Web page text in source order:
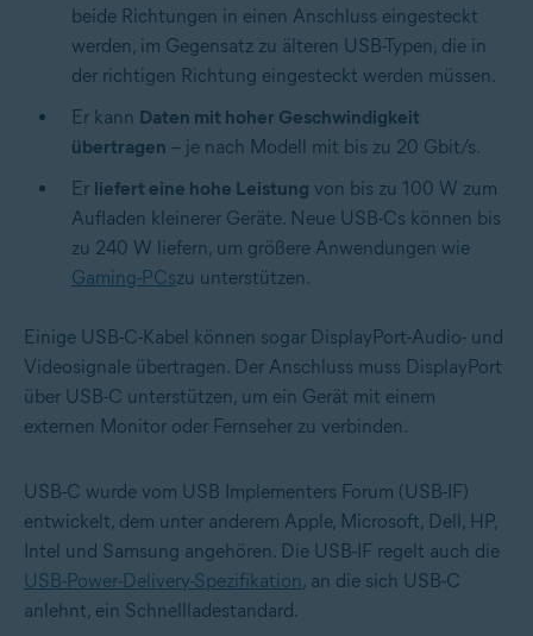
beide Richtungen in einen Anschluss eingesteckt
werden, im Gegensatz zu älteren USB-Typen, die in
der richtigen Richtung eingesteckt werden müssen.
Er kann Daten mit hoher Geschwindigkeit
übertragen – je nach Modell mit bis zu 20 Gbit/s.
Er liefert eine hohe Leistung von bis zu 100 W zum
Aufladen kleinerer Geräte. Neue USB-Cs können bis
zu 240 W liefern, um größere Anwendungen wie
Gaming-PCszu unterstützen.
Einige USB-C-Kabel können sogar DisplayPort-Audio- und
Videosignale übertragen. Der Anschluss muss DisplayPort
über USB-C unterstützen, um ein Gerät mit einem
externen Monitor oder Fernseher zu verbinden.
USB-C wurde vom USB Implementers Forum (USB-IF)
entwickelt, dem unter anderem Apple, Microsoft, Dell, HP,
Intel und Samsung angehören. Die USB-IF regelt auch die
USB-Power-Delivery-Spezifikation , an die sich USB-C
anlehnt, ein Schnellladestandard.